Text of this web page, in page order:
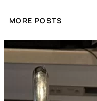
MORE POSTS